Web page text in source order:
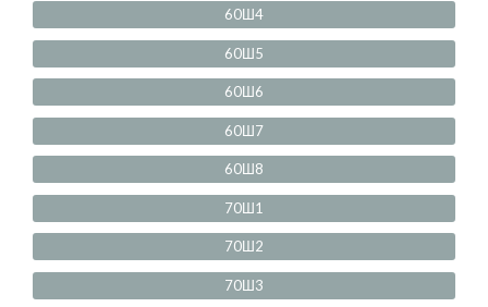
60Ш4
60Ш5
60Ш6
60Ш7
60Ш8
70Ш1
70Ш2
70Ш3